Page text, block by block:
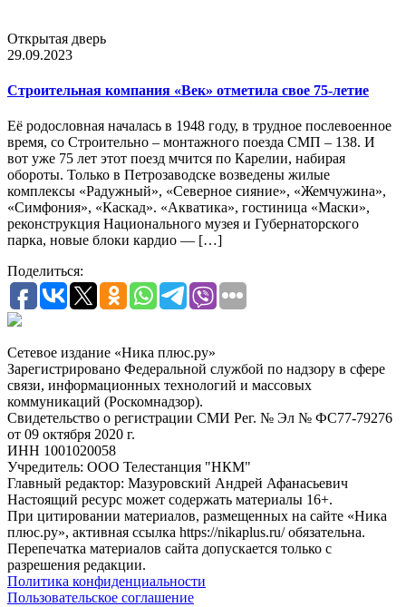
Открытая дверь
29.09.2023
Строительная компания «Век» отметила свое 75-летие
Её родословная началась в 1948 году, в трудное послевоенное
время, со Строительно – монтажного поезда СМП – 138. И
вот уже 75 лет этот поезд мчится по Карелии, набирая
обороты. Только в Петрозаводске возведены жилые
комплексы «Радужный», «Северное сияние», «Жемчужина»,
«Симфония», «Каскад». «Акватика», гостиница «Маски»,
реконструкция Национального музея и Губернаторского
парка, новые блоки кардио — […]
Поделиться:
Сетевое издание «Ника плюс.ру»
Зарегистрировано Федеральной службой по надзору в сфере
связи, информационных технологий и массовых
коммуникаций (Роскомнадзор).
Свидетельство о регистрации СМИ Рег. № Эл № ФС77-79276
от 09 октября 2020 г.
ИНН 1001020058
Учредитель: ООО Телестанция "НКМ"
Главный редактор: Мазуровский Андрей Афанасьевич
Настоящий ресурс может содержать материалы 16+.
При цитировании материалов, размещенных на сайте «Ника
плюс.ру», активная ссылка https://nikaplus.ru/ обязательна.
Перепечатка материалов сайта допускается только с
разрешения редакции.
Политика конфиденциальности
Пользовательское соглашение